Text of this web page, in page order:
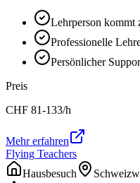
Lehrperson kommt
Professionelle
Persönlicher
Preis
CHF 81-133/h
Mehr erfahren
Flying Teachers
Hausbesuch